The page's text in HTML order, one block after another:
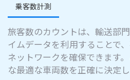
乗客数計測
旅客数のカウントは、輸送部
イムデータを利用することで
ネットワークを確保できます
な最適な車両数を正確に決定